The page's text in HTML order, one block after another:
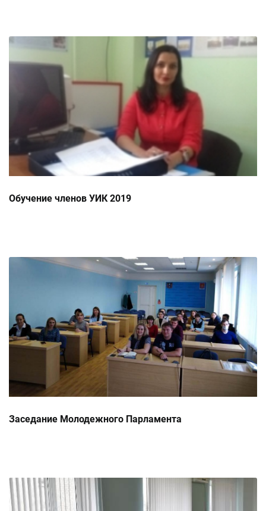
Обучение членов УИК 2019
Заседание Молодежного Парламента